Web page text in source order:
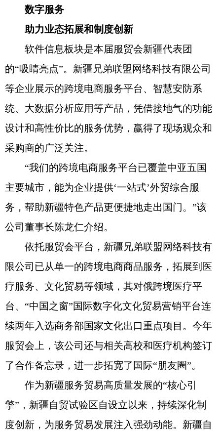
数字服务
助力业态拓展和制度创新
软件信息板块是本届服贸会新疆代表团
的“吸睛亮点”。新疆兄弟联盟网络科技有限公司
等企业展示的跨境电商服务平台、智慧安防系
统、大数据分析应用等产品，凭借接地气的功能
设计和高性价比的服务优势，赢得了现场观众和
采购商的广泛关注。
“我们的跨境电商服务平台已覆盖中亚五国
主要城市，能为企业提供‘一站式’外贸综合服
务，帮助新疆特色产品更便捷地走出国门。”该
公司董事长陈龙仁介绍。
依托服贸会平台，新疆兄弟联盟网络科技有
限公司已从单一的跨境电商商品服务，拓展到医
疗服务、文化贸易等领域，其对俄跨境医疗平
台、“中国之窗”国际数字化文化贸易营销平台连
续两年入选商务部国家文化出口重点项目。今年
服贸会上，该公司还与相关高校和医疗机构签订
了合作备忘录，进一步拓宽了国际“朋友圈”。
作为新疆服务贸易高质量发展的“核心引
擎”，新疆自贸试验区自设立以来，持续深化制
度创新，为服务贸易发展注入强劲动能。新疆自